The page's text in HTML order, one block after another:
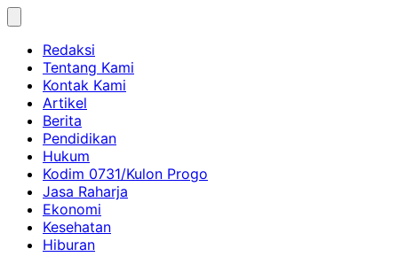
Skip
contentRedaksi
Tentang Kami
Kontak Kami
Artikel
Berita
Pendidikan
Hukum
Kodim 0731/Kulon Progo
Jasa Raharja
Ekonomi
Kesehatan
Hiburan